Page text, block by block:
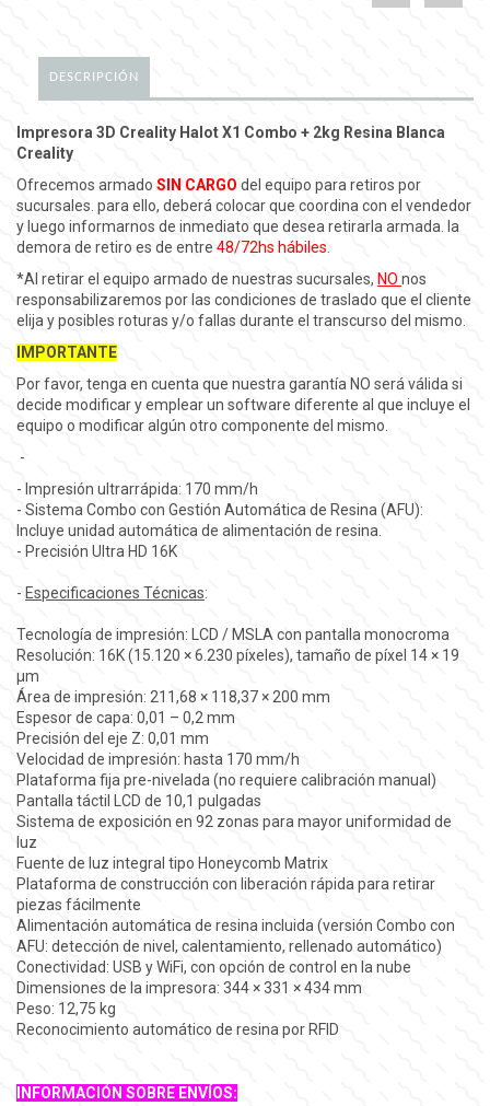
DESCRIPCIÓN
Impresora 3D Creality Halot X1 Combo + 2kg Resina Blanca
Creality
Ofrecemos armado SIN CARGO del equipo para retiros por
sucursales. para ello, deberá colocar que coordina con el vendedor
y luego informarnos de inmediato que desea retirarla armada. la
demora de retiro es de entre 48/72hs hábiles.
*Al retirar el equipo armado de nuestras sucursales, NO nos
responsabilizaremos por las condiciones de traslado que el cliente
elija y posibles roturas y/o fallas durante el transcurso del mismo.
IMPORTANTE
Por favor, tenga en cuenta que nuestra garantía NO será válida si
decide modificar y emplear un software diferente al que incluye el
equipo o modificar algún otro componente del mismo.
-
- Impresión ultrarrápida: 170 mm/h
- Sistema Combo con Gestión Automática de Resina (AFU):
Incluye unidad automática de alimentación de resina.
- Precisión Ultra HD 16K
- Especificaciones Técnicas:
Tecnología de impresión: LCD / MSLA con pantalla monocroma
Resolución: 16K (15.120 × 6.230 píxeles), tamaño de píxel 14 × 19
µm
Área de impresión: 211,68 × 118,37 × 200 mm
Espesor de capa: 0,01 – 0,2 mm
Precisión del eje Z: 0,01 mm
Velocidad de impresión: hasta 170 mm/h
Plataforma fija pre-nivelada (no requiere calibración manual)
Pantalla táctil LCD de 10,1 pulgadas
Sistema de exposición en 92 zonas para mayor uniformidad de
luz
Fuente de luz integral tipo Honeycomb Matrix
Plataforma de construcción con liberación rápida para retirar
piezas fácilmente
Alimentación automática de resina incluida (versión Combo con
AFU: detección de nivel, calentamiento, rellenado automático)
Conectividad: USB y WiFi, con opción de control en la nube
Dimensiones de la impresora: 344 × 331 × 434 mm
Peso: 12,75 kg
Reconocimiento automático de resina por RFID
INFORMACIÓN SOBRE ENVÍOS: